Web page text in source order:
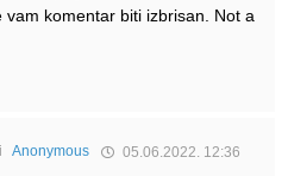
vam komentar biti izbrisan. Not a
Anonymous 05.06.2022. 12:36